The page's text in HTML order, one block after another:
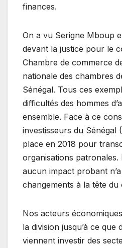
finances.
On a vu Serigne Mboup
devant la justice pour le
Chambre de commerce
nationale des chambres
Sénégal. Tous ces
difficultés des hommes
ensemble. Face à ce
investisseurs du Sénégal
place en 2018 pour
organisations patronales.
aucun impact probant
changements à la tête du
Nos acteurs
la division jusqu’à ce que
viennent investir des